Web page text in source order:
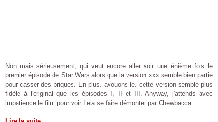
Non mais sérieusement, qui veut encore aller voir une énième fois le
premier épisode de Star Wars alors que la version xxx semble bien partie
pour casser des briques. En plus, avouons le, cette version semble plus
fidèle à l'original que les épisodes I, II et III. Anyway, j'attends avec
impatience le film pour voir Leia se faire démonter par Chewbacca.